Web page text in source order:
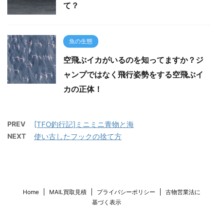
て？
魚の生態
空飛ぶイカがいるのを知ってますか？ジ
ャンプではなく飛行姿勢をする空飛ぶイ
カの正体！
PREV [TFO釣行記]ミニミニ青物と海
NEXT 使い古したフックの捨て方
Home MAIL買取見積 プライバシーポリシー
古物営業法に
基づく表示